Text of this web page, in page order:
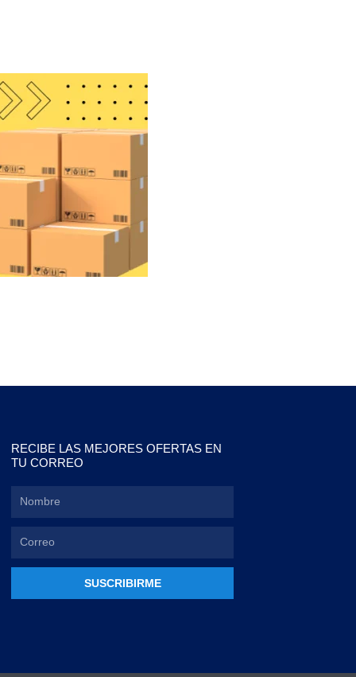
RECIBE LAS MEJORES OFERTAS EN
TU CORREO
SUSCRIBIRME